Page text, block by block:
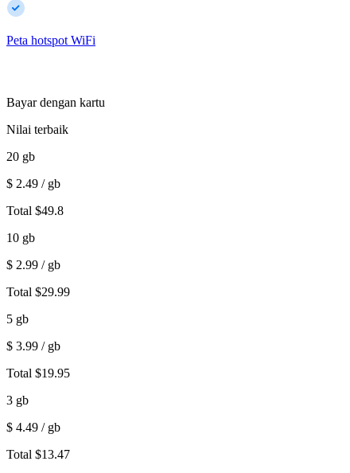
Peta hotspot WiFi
Bayar dengan kartu
Nilai terbaik
20 gb
$ 2.49 / gb
Total $49.8
10 gb
$ 2.99 / gb
Total $29.99
5 gb
$ 3.99 / gb
Total $19.95
3 gb
$ 4.49 / gb
Total $13.47